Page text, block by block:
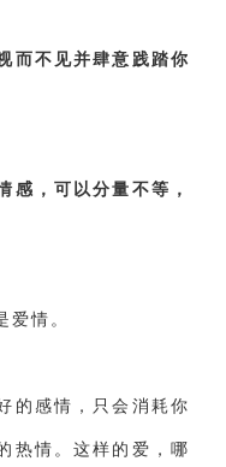
而不见并肆意践踏你
感，可以分量不等，
情。
的感情，只会消耗你
热情。这样的爱，哪